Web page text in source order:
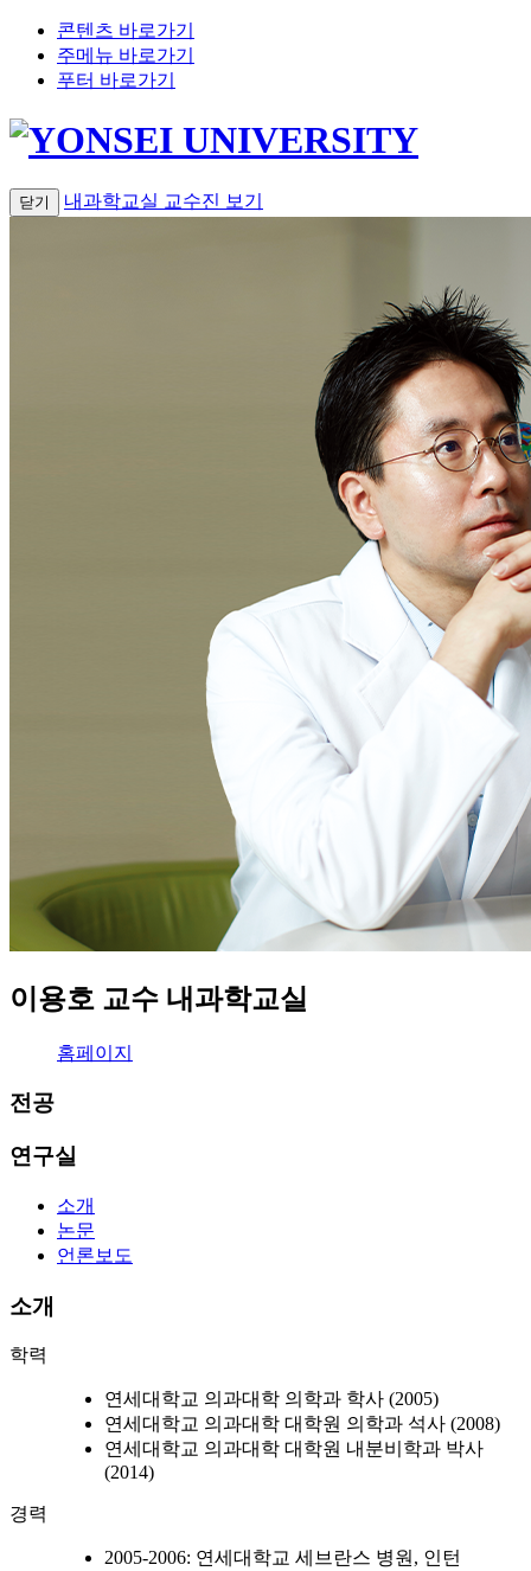
콘텐츠 바로가기
주메뉴 바로가기
푸터 바로가기
닫기 내과학교실 교수진 보기
이용호 교수 내과학교실
홈페이지
전공
연구실
소개
논문
언론보도
소개
학력
연세대학교 의과대학 의학과 학사 (2005)
연세대학교 의과대학 대학원 의학과 석사 (2008)
연세대학교 의과대학 대학원 내분비학과 박사
(2014)
경력
2005-2006: 연세대학교 세브란스 병원, 인턴